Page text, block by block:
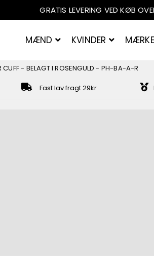
GRATIS LEVERING VED KØB
MÆND KVINDER
CUFF - BELAGT I ROSENGULD - PH-BA-A-R
Fast lav fragt 29kr